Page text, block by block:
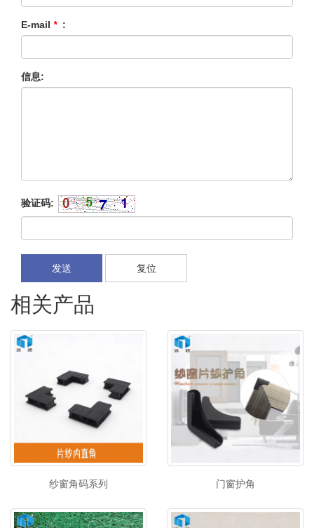
E-mail * :
信息:
验证码:
发送 复位
相关产品
纱窗角码系列 门窗护角